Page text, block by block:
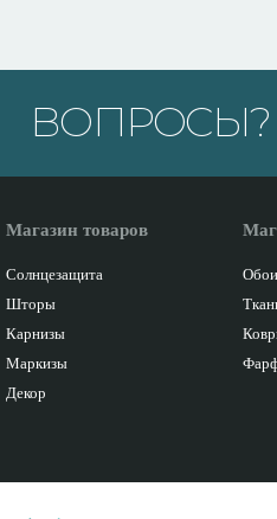
ВОПРОСЫ?
Магазин товаров
Солнцезащита
Шторы
Карнизы
Маркизы
Декор
Обои